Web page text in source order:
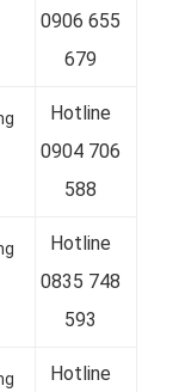
0906 655
679
Hotline
0904 706
588
Hotline
0835 748
593
Hotline